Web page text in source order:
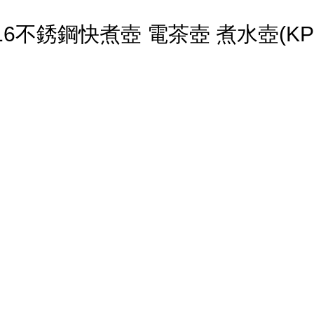
不銹鋼快煮壺 電茶壺 煮水壺